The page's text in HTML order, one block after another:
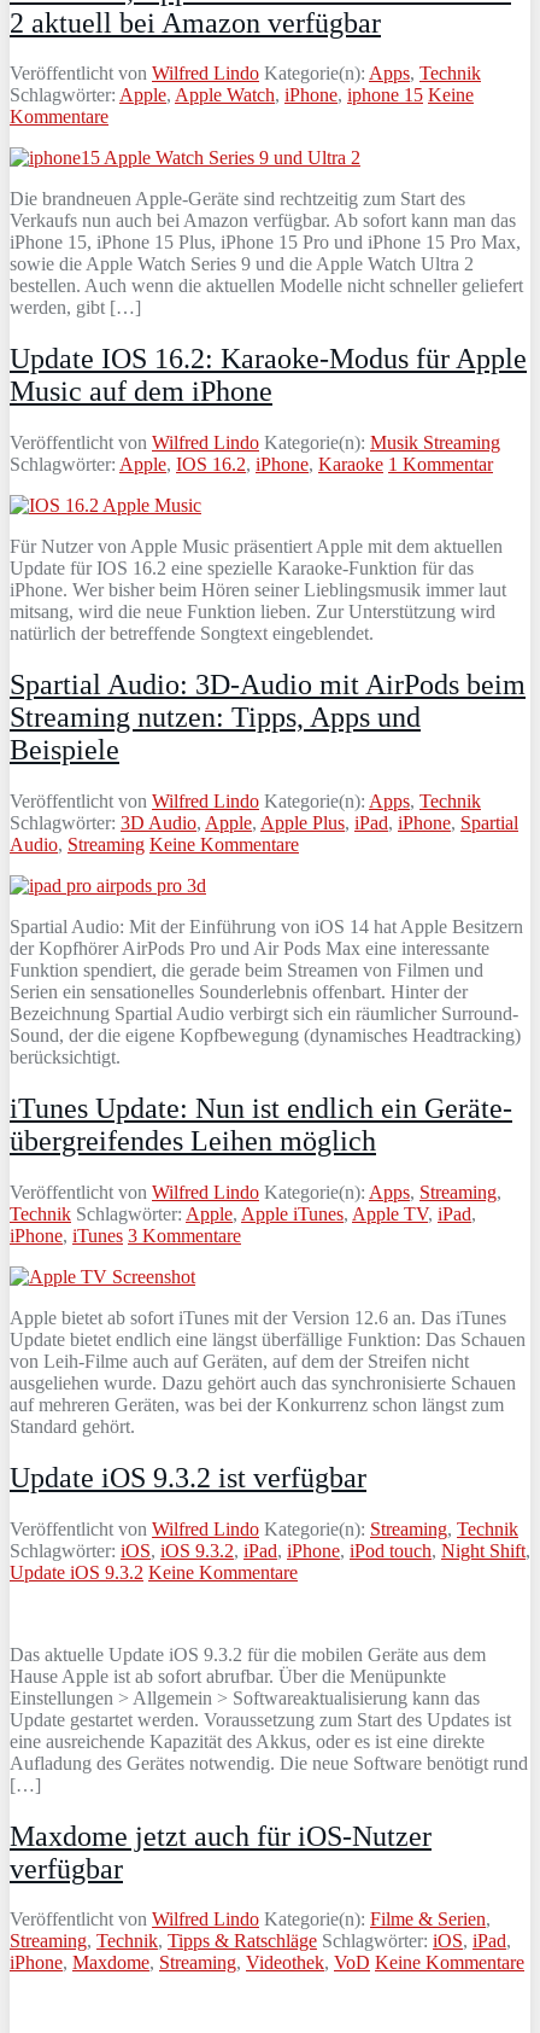
2 aktuell bei Amazon verfügbar
Veröffentlicht von Wilfred Lindo Kategorie(n): Apps, Technik
Schlagwörter: Apple, Apple Watch, iPhone, iphone 15 Keine
Kommentare
Die brandneuen Apple-Geräte sind rechtzeitig zum Start des
Verkaufs nun auch bei Amazon verfügbar. Ab sofort kann man das
iPhone 15, iPhone 15 Plus, iPhone 15 Pro und iPhone 15 Pro Max,
sowie die Apple Watch Series 9 und die Apple Watch Ultra 2
bestellen. Auch wenn die aktuellen Modelle nicht schneller geliefert
werden, gibt […]
Update IOS 16.2: Karaoke-Modus für Apple
Music auf dem iPhone
Veröffentlicht von Wilfred Lindo Kategorie(n): Musik Streaming
Schlagwörter: Apple, IOS 16.2, iPhone, Karaoke 1 Kommentar
Für Nutzer von Apple Music präsentiert Apple mit dem aktuellen
Update für IOS 16.2 eine spezielle Karaoke-Funktion für das
iPhone. Wer bisher beim Hören seiner Lieblingsmusik immer laut
mitsang, wird die neue Funktion lieben. Zur Unterstützung wird
natürlich der betreffende Songtext eingeblendet.
Spartial Audio: 3D-Audio mit AirPods beim
Streaming nutzen: Tipps, Apps und
Beispiele
Veröffentlicht von Wilfred Lindo Kategorie(n): Apps, Technik
Schlagwörter: 3D Audio, Apple, Apple Plus, iPad, iPhone, Spartial
Audio, Streaming Keine Kommentare
Spartial Audio: Mit der Einführung von iOS 14 hat Apple Besitzern
der Kopfhörer AirPods Pro und Air Pods Max eine interessante
Funktion spendiert, die gerade beim Streamen von Filmen und
Serien ein sensationelles Sounderlebnis offenbart. Hinter der
Bezeichnung Spartial Audio verbirgt sich ein räumlicher Surround-
Sound, der die eigene Kopfbewegung (dynamisches Headtracking)
berücksichtigt.
iTunes Update: Nun ist endlich ein Geräte-
übergreifendes Leihen möglich
Veröffentlicht von Wilfred Lindo Kategorie(n): Apps, Streaming,
Technik Schlagwörter: Apple, Apple iTunes, Apple TV, iPad,
iPhone, iTunes 3 Kommentare
Apple bietet ab sofort iTunes mit der Version 12.6 an. Das iTunes
Update bietet endlich eine längst überfällige Funktion: Das Schauen
von Leih-Filme auch auf Geräten, auf dem der Streifen nicht
ausgeliehen wurde. Dazu gehört auch das synchronisierte Schauen
auf mehreren Geräten, was bei der Konkurrenz schon längst zum
Standard gehört.
Update iOS 9.3.2 ist verfügbar
Veröffentlicht von Wilfred Lindo Kategorie(n): Streaming, Technik
Schlagwörter: iOS, iOS 9.3.2, iPad, iPhone, iPod touch, Night Shift,
Update iOS 9.3.2 Keine Kommentare
Das aktuelle Update iOS 9.3.2 für die mobilen Geräte aus dem
Hause Apple ist ab sofort abrufbar. Über die Menüpunkte
Einstellungen > Allgemein > Softwareaktualisierung kann das
Update gestartet werden. Voraussetzung zum Start des Updates ist
eine ausreichende Kapazität des Akkus, oder es ist eine direkte
Aufladung des Gerätes notwendig. Die neue Software benötigt rund
[…]
Maxdome jetzt auch für iOS-Nutzer
verfügbar
Veröffentlicht von Wilfred Lindo Kategorie(n): Filme & Serien,
Streaming, Technik, Tipps & Ratschläge Schlagwörter: iOS, iPad,
iPhone, Maxdome, Streaming, Videothek, VoD Keine Kommentare